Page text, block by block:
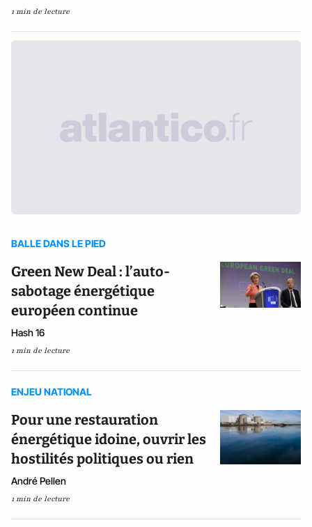
1 min de lecture
BALLE DANS LE PIED
Green New Deal : l’auto-
sabotage énergétique
européen continue
Hash 16
1 min de lecture
ENJEU NATIONAL
Pour une restauration
énergétique idoine, ouvrir les
hostilités politiques ou rien
André Pellen
1 min de lecture